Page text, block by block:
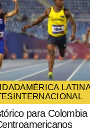
AMÉRICA
INTERNACIONAL
para Colombia